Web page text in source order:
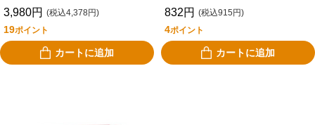
０ ３２ＧＢ
3,980円 (税込4,378円)
19ポイント
カートに追加
832円 (税込915円)
4ポイント
カートに追加